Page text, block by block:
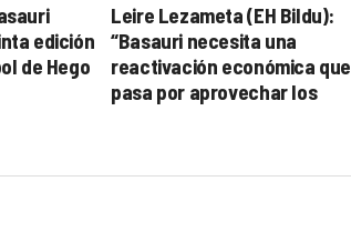
edición
de Hego
Leire Lezameta (EH Bildu):
“Basauri necesita una
reactivación económica que
pasa por aprovechar los